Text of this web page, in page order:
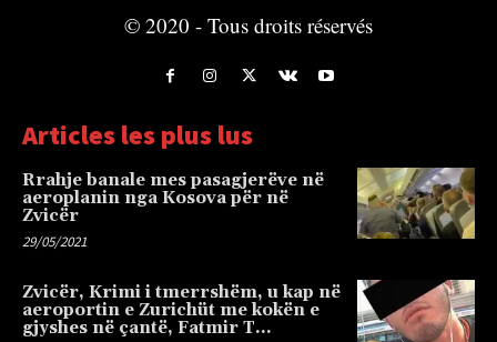
© 2020 - Tous droits réservés
Articles les plus lus
Rrahje banale mes pasagjerëve në
aeroplanin nga Kosova për në
Zvicër
29/05/2021
Zvicër, Krimi i tmerrshëm, u kap në
aeroportin e Zurichüt me kokën e
gjyshes në çantë, Fatmir T…